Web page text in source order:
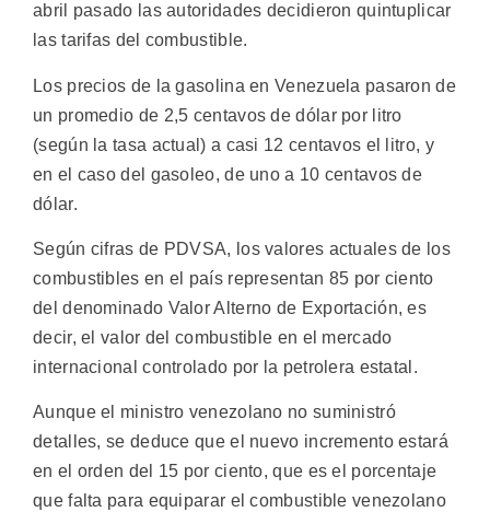
abril pasado las autoridades decidieron quintuplicar
las tarifas del combustible.
Los precios de la gasolina en Venezuela pasaron de
un promedio de 2,5 centavos de dólar por litro
(según la tasa actual) a casi 12 centavos el litro, y
en el caso del gasoleo, de uno a 10 centavos de
dólar.
Según cifras de PDVSA, los valores actuales de los
combustibles en el país representan 85 por ciento
del denominado Valor Alterno de Exportación, es
decir, el valor del combustible en el mercado
internacional controlado por la petrolera estatal.
Aunque el ministro venezolano no suministró
detalles, se deduce que el nuevo incremento estará
en el orden del 15 por ciento, que es el porcentaje
que falta para equiparar el combustible venezolano